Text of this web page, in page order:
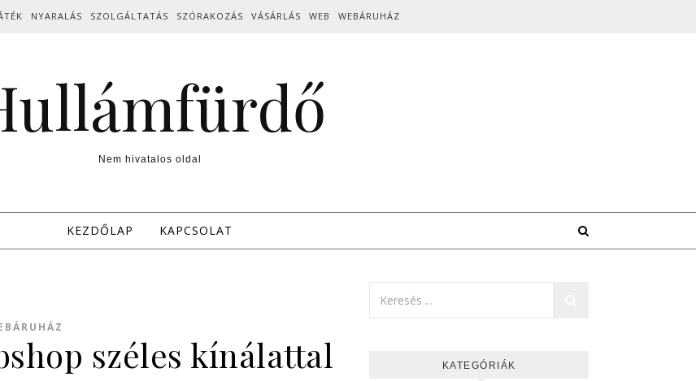
NYARALÁS SZOLGÁLTATÁS SZÓRAKOZÁS VÁSÁRLÁS WEB WEBÁRUHÁZ
Nem hivatalos oldal
KEZDŐLAP KAPCSOLAT
széles kínálattal KATEGÓRIÁK